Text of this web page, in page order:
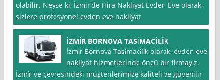
olabilir. Neyse ki, İzmir’de Hira Nakliyat Evden Eve olarak,
sizlere profesyonel evden eve nakliyat
İZMİR BORNOVA TASİMACİLİK
İzmi̇r Bornova Tasi̇maci̇li̇k olarak, evden eve
nakliyat hizmetlerinde öncü bir firmayız.
İzmi̇r ve çevresindeki müşterilerimize kaliteli ve güvenilir